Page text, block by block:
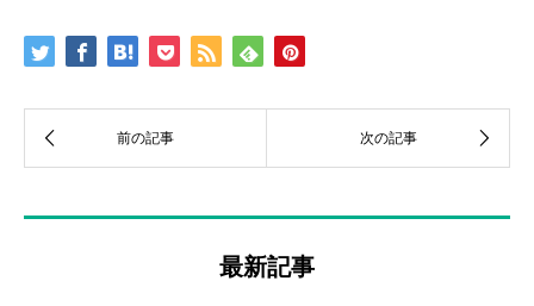
最新記事